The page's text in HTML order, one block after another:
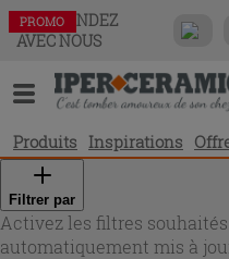
COMMANDEZ
AVEC NOUS
Produits Inspirations
Filtrer par
Activez les filtres
automatiquement mis à
PROMO
PROMO
PROMO
PROMO
PROMO
PROMO